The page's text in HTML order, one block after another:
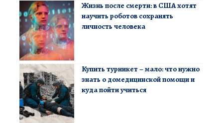
Жизнь после смерти: в США хотят
научить роботов сохранять
личность человека
Купить турникет – мало: что нужно
знать о домедицинской помощи и
куда пойти учиться